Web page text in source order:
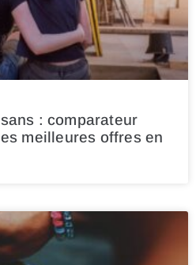
: comparateur
meilleures offres en